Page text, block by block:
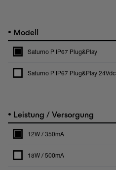
• Modell
Saturno P IP67 Plug&Play
Saturno P IP67 Plug&Play 24Vdc
• Leistung / Versorgung
12W / 350mA
18W / 500mA